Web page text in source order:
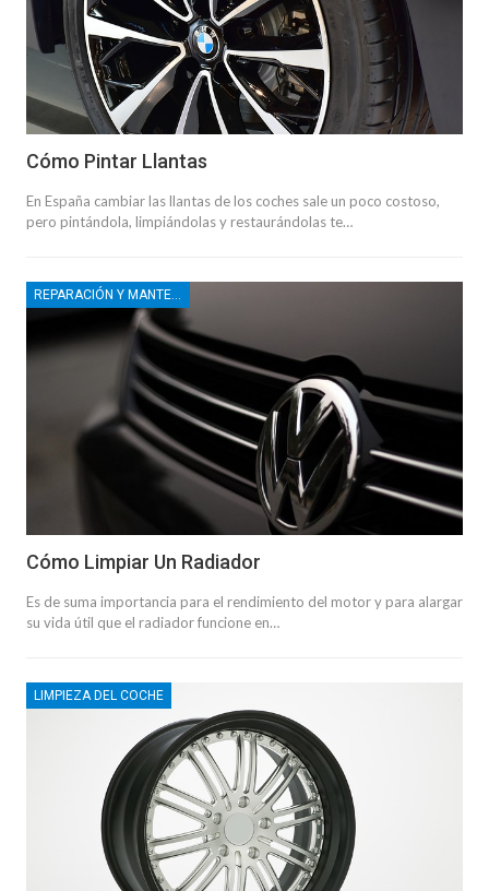
Cómo Pintar Llantas
En España cambiar las llantas de los coches sale un poco costoso,
pero pintándola, limpiándolas y restaurándolas te…
Cómo Limpiar Un Radiador
Es de suma importancia para el rendimiento del motor y para alargar
su vida útil que el radiador funcione en…
LIMPIEZA DEL COCHE